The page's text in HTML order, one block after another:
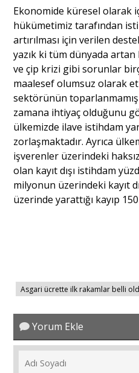
Ekonomide küresel olarak
hükümetimiz tarafından
artırılması için verilen
yazık ki tüm dünyada artan
ve çip krizi gibi sorunlar
maalesef olumsuz olarak
sektörünün
zamana ihtiyaç olduğunu
ülkemizde ilave istihdam
zorlaşmaktadır. Ayrıca
işverenler üzerindeki
olan kayıt dışı istihdam
milyonun üzerindeki kayıt
üzerinde yarattığı kayıp
Asgari ücrette ilk rakamlar belli
Yorum Ekle